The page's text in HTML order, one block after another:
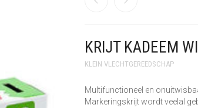
KRIJT KADEEM
KLEIN VLECHTGEREEDSCHAP
Multifunctioneel en
Markeringskrijt wordt veelal